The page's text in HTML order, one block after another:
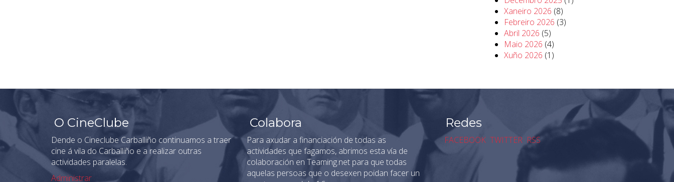
Xaneiro 2026 (8)
Febreiro 2026 (3)
Abril 2026 (5)
Maio 2026 (4)
Xuño 2026 (1)
O CineClube
Dende o Cineclube Carballiño continuamos a traer
cine á vila do Carballiño e a realizar outras
actividades paralelas.
Administrar
Colabora
Para axudar a financiación de todas as
actividades que fagamos, abrimos esta vía de
colaboración en Teaming.net para que todas
aquelas persoas que o desexen poidan facer un
Redes
FACEBOOK TWITTER RSS